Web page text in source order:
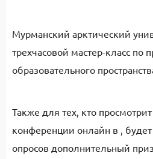
Мурманский арктический
трехчасовой мастер-класс по
образовательного
Также для тех, кто
конференции онлайн в ,
опросов дополнительный